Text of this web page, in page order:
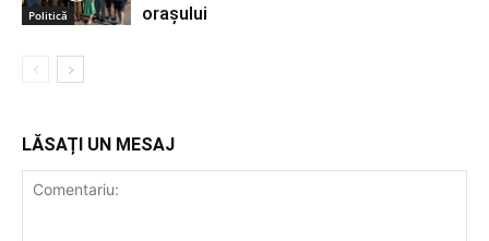
Politică
orașului
LĂSAȚI UN MESAJ